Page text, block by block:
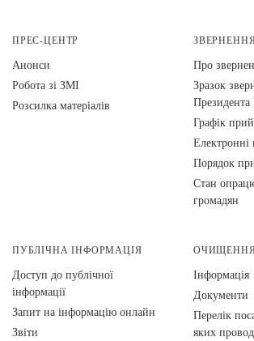
ПРЕС-ЦЕНТР
Анонси
Робота зі ЗМІ
Розсилка матеріалів
Про
Зразок
Президента
Графік
Електронні
Порядок
Стан
громадян
ПУБЛІЧНА ІНФОРМАЦІЯ
Доступ до публічної
інформації
Запит на інформацію онлайн
Звіти
Інформація
Документи
Перелік
яких